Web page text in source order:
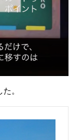
。